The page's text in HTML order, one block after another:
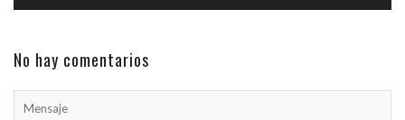
No hay comentarios